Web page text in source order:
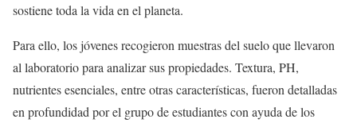
sostiene toda la vida en el planeta.
Para ello, los jóvenes recogieron muestras del suelo que llevaron
al laboratorio para analizar sus propiedades. Textura, PH,
nutrientes esenciales, entre otras características, fueron detalladas
en profundidad por el grupo de estudiantes con ayuda de los